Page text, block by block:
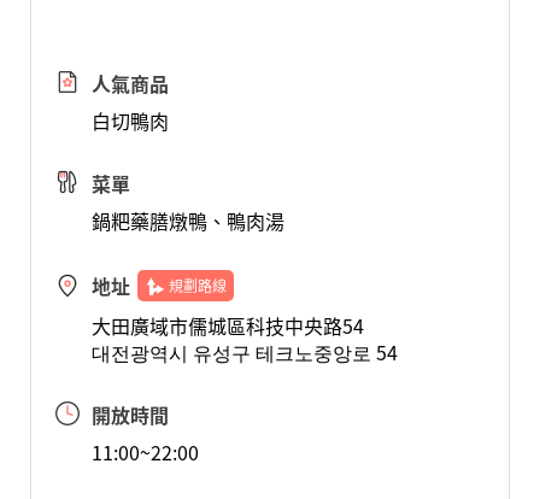
人氣商品
白切鴨肉
菜單
鍋粑藥膳燉鴨、鴨肉湯
地址 規劃路線
大田廣域市儒城區科技中央路54
대전광역시 유성구 테크노중앙로 54
開放時間
11:00~22:00